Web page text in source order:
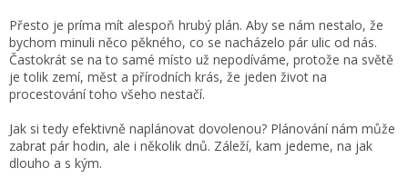
Přesto je príma mít alespoň hrubý plán. Aby se nám nestalo, že
bychom minuli něco pěkného, co se nacházelo pár ulic od nás.
Častokrát se na to samé místo už nepodíváme, protože na světě
je tolik zemí, měst a přírodních krás, že jeden život na
procestování toho všeho nestačí.
Jak si tedy efektivně naplánovat dovolenou? Plánování nám může
zabrat pár hodin, ale i několik dnů. Záleží, kam jedeme, na jak
dlouho a s kým.